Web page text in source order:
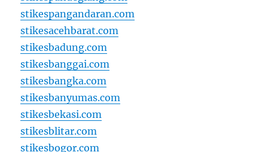
stikespangandaran.com
stikesacehbarat.com
stikesbadung.com
stikesbanggai.com
stikesbangka.com
stikesbanyumas.com
stikesbekasi.com
stikesblitar.com
stikesbogor.com